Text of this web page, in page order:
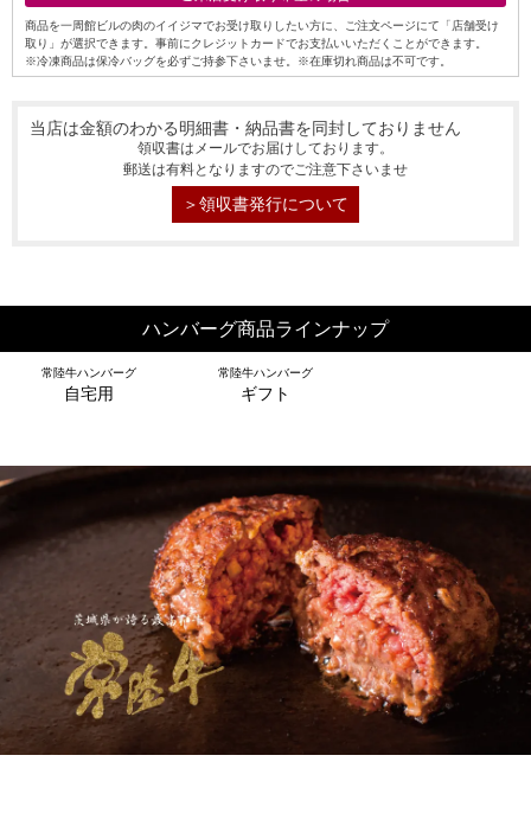
商品を一周館ビルの肉のイイジマでお受け取りしたい方に、ご注文ページにて「店舗受け
取り」が選択できます。事前にクレジットカードでお支払いいただくことができます。
※冷凍商品は保冷バッグを必ずご持参下さいませ。※在庫切れ商品は不可です。
当店は金額のわかる明細書・納品書を同封しておりません
領収書はメールでお届けしております。
郵送は有料となりますのでご注意下さいませ
＞領収書発行について
ハンバーグ商品ラインナップ
常陸牛ハンバーグ
自宅用
常陸牛ハンバーグ
ギフト